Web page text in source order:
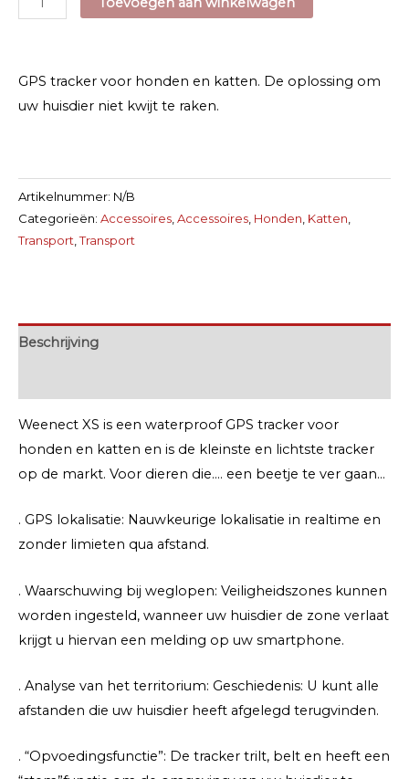
Tracker
aantal
GPS tracker voor honden en katten. De oplossing om
uw huisdier niet kwijt te raken.
Artikelnummer: N/B
Categorieën: Accessoires Accessoires Honden Katten
Transport ,Transport
Beschrijving
Weenect XS is een waterproof GPS tracker voor
honden en katten en is de kleinste en lichtste tracker
op de markt. Voor dieren die…. een beetje te ver gaan…
. GPS lokalisatie: Nauwkeurige lokalisatie in realtime en
zonder limieten qua afstand.
. Waarschuwing bij weglopen: Veiligheidszones kunnen
worden ingesteld, wanneer uw huisdier de zone verlaat
krijgt u hiervan een melding op uw smartphone.
. Analyse van het territorium: Geschiedenis: U kunt alle
afstanden die uw huisdier heeft afgelegd terugvinden.
. “Opvoedingsfunctie”: De tracker trilt, belt en heeft een